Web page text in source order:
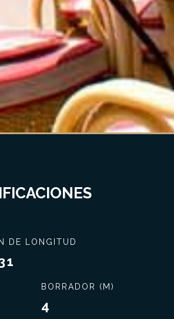
DE LONGITUD
BORRADOR (M)
4